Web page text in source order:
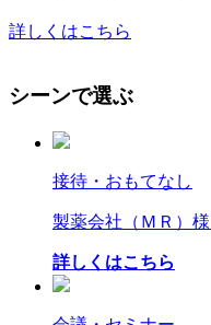
詳しくはこちら
シーンで選ぶ
接待・おもてなし
製薬会社（ＭＲ）
詳しくはこちら